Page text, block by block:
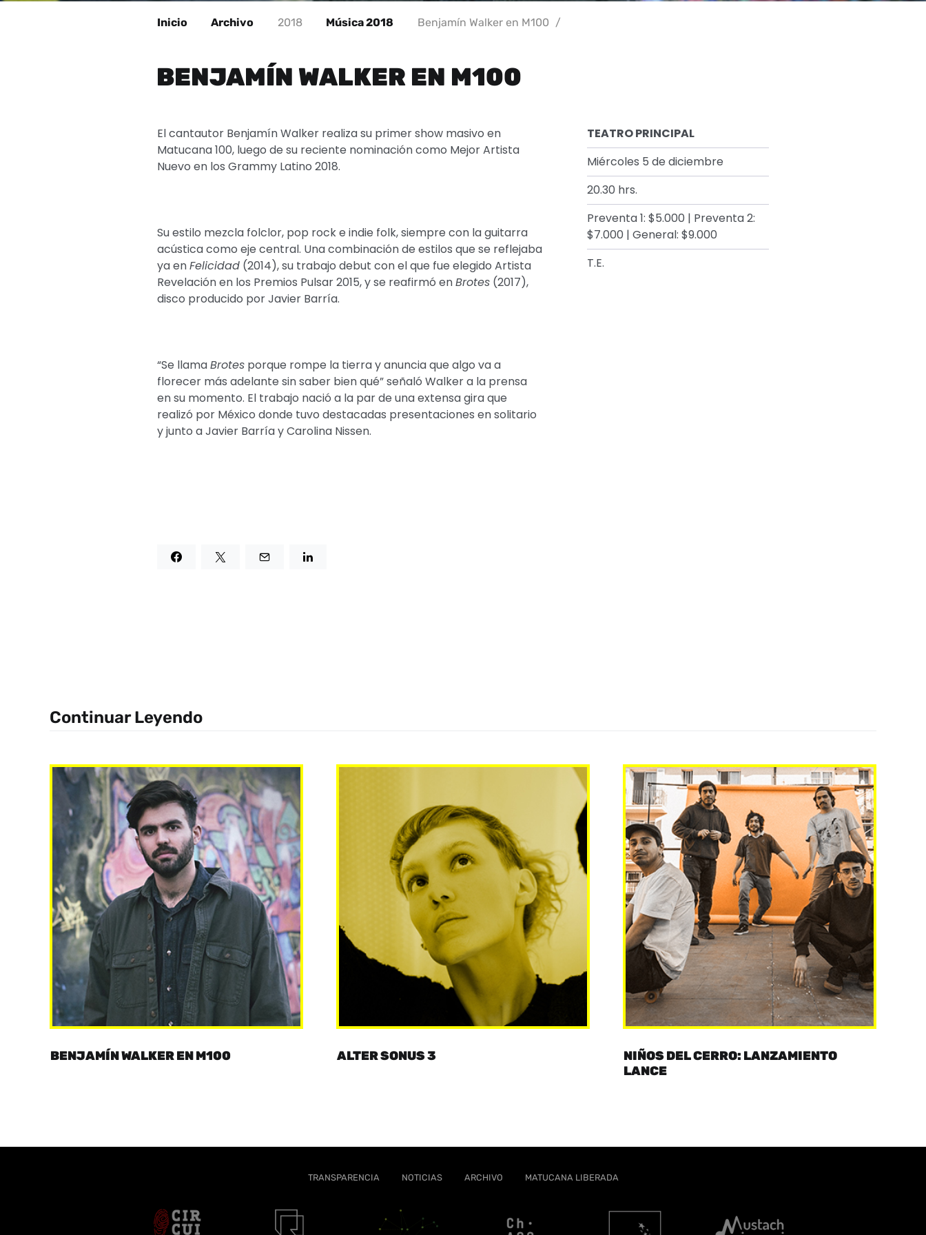
Inicio Archivo 2018 Música 2018 Benjamín Walker en M100 /
BENJAMÍN WALKER EN M100
El cantautor Benjamín Walker realiza su primer show masivo en
Matucana 100, luego de su reciente nominación como Mejor Artista
Nuevo en los Grammy Latino 2018.
Su estilo mezcla folclor, pop rock e indie folk, siempre con la guitarra
acústica como eje central. Una combinación de estilos que se reflejaba
ya enFelicidad (2014), su trabajo debut con el que fue elegido Artista
Revelación en los Premios Pulsar 2015, y se reafirmó enBrotes (2017),
disco producido por Javier Barría.
“Se llamaBrotes porque rompe la tierra y anuncia que algo va a
florecer más adelante sin saber bien qué” señaló Walker a la prensa
en su momento. El trabajo nació a la par de una extensa gira que
realizó por México donde tuvo destacadas presentaciones en solitario
y junto a Javier Barría y Carolina Nissen.
TEATRO PRINCIPAL
Miércoles 5 de diciembre
20.30 hrs.
Preventa 1: $5.000 | Preventa 2:
$7.000 | General: $9.000
T.E.
Continuar Leyendo
BENJAMÍN WALKER EN M100 ALTER SONUS 3
NIÑOS DEL CERRO: LANZAMIENTO
LANCE
TRANSPARENCIA NOTICIAS ARCHIVO MATUCANA LIBERADA